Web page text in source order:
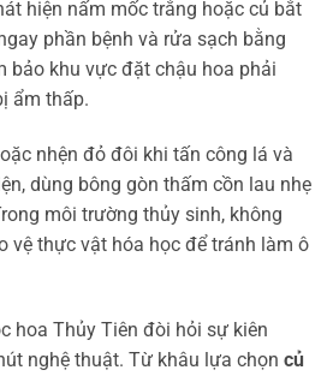
hiện nấm mốc trắng hoặc củ bắt
phần bệnh và rửa sạch bằng
bảo khu vực đặt chậu hoa phải
ẩm thấp.
nhện đỏ đôi khi tấn công lá và
dùng bông gòn thấm cồn lau nhẹ
môi trường thủy sinh, không
vệ thực vật hóa học để tránh làm ô
hoa Thủy Tiên đòi hỏi sự kiên
nghệ thuật. Từ khâu lựa chọn củ